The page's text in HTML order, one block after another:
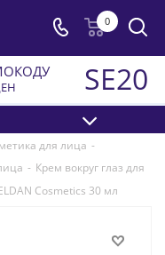
0
SE20
для лица -
- Крем вокруг глаз для
Cosmetics 30 мл